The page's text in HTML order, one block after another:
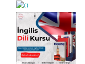
https://wa.me/